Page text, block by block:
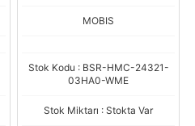
MOBIS
Stok Kodu : BSR-HMC-24321-
03HA0-WME
Stok Miktarı : Stokta Var